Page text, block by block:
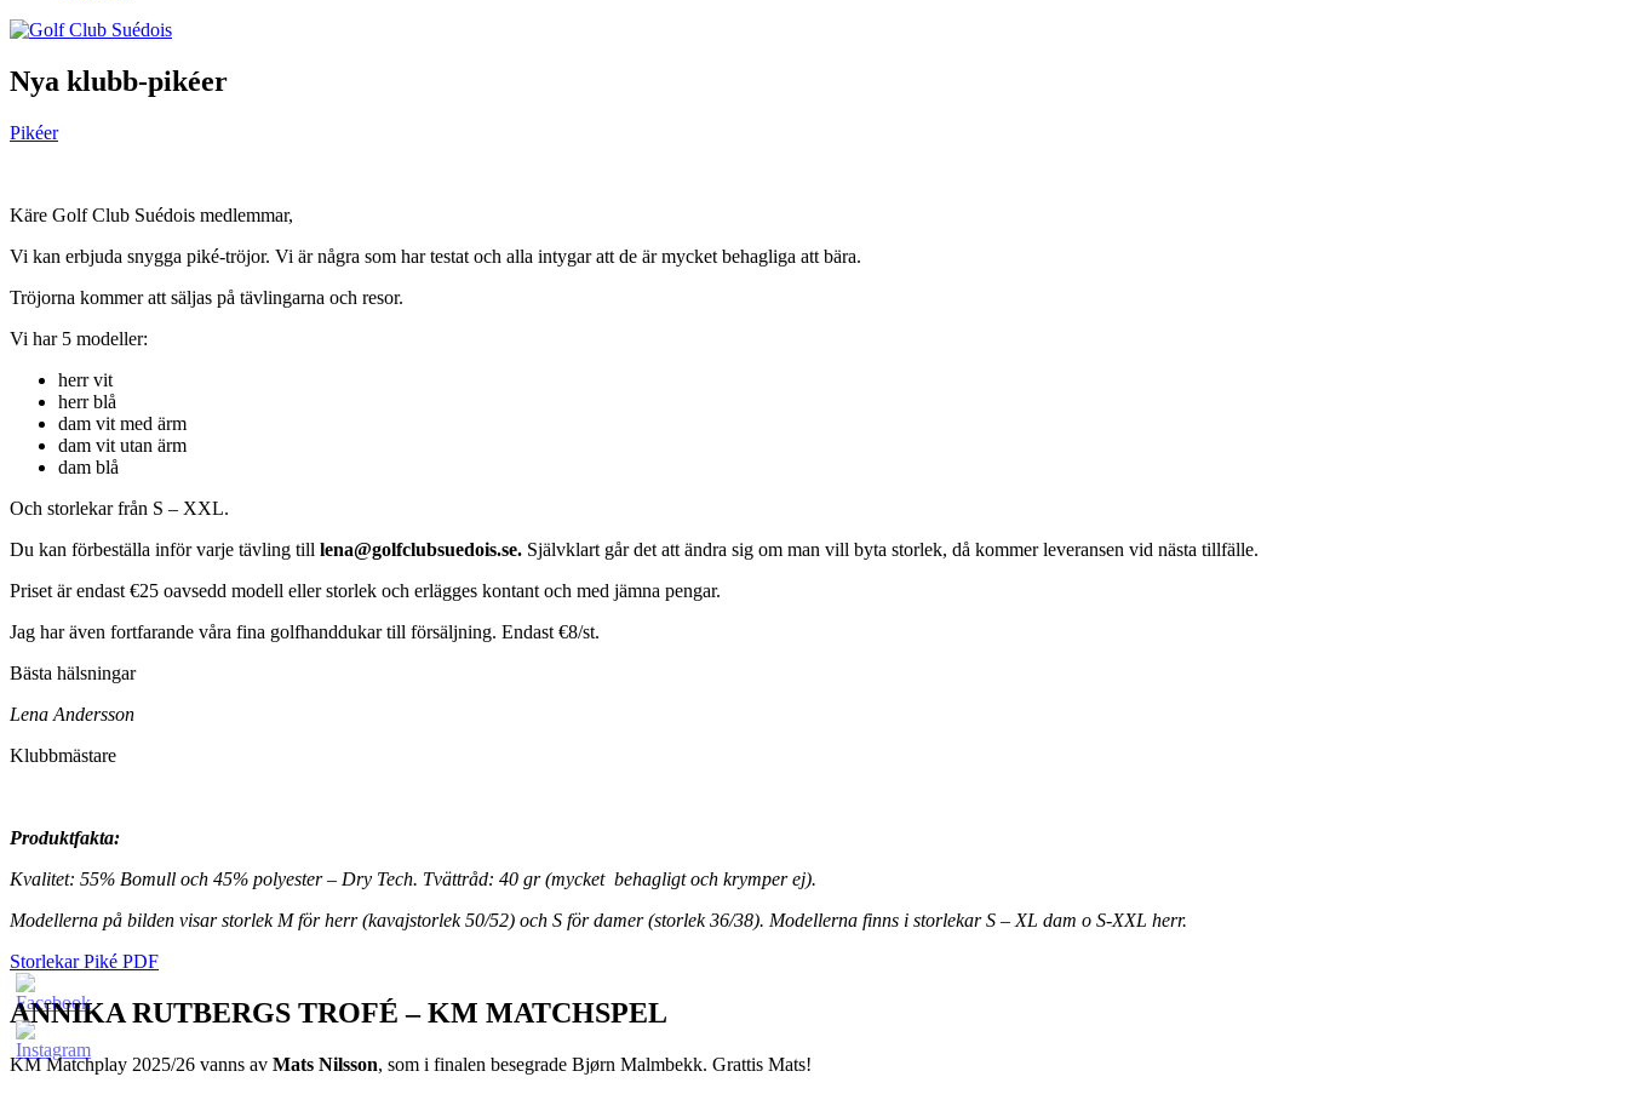
Nya klubb-pikéer
Pikéer
Käre Golf Club Suédois medlemmar,
Vi kan erbjuda snygga piké-tröjor. Vi är några som har testat och alla intygar att de är mycket behagliga att bära.
Tröjorna kommer att säljas på tävlingarna och resor.
Vi har 5 modeller:
herr vit
herr blå
dam vit med ärm
dam vit utan ärm
dam blå
Och storlekar från S – XXL.
Du kan förbeställa inför varje tävling till lena@golfclubsuedois.se. Självklart går det att ändra sig om man vill byta storlek, då kommer leveransen vid nästa tillfälle.
Priset är endast €25 oavsedd modell eller storlek och erlägges kontant och med jämna pengar.
Jag har även fortfarande våra fina golfhanddukar till försäljning. Endast €8/st.
Bästa hälsningar
Lena Andersson
Klubbmästare
Produktfakta:
Kvalitet: 55% Bomull och 45% polyester – Dry Tech. Tvättråd: 40 gr (mycket behagligt och krymper ej).
Modellerna på bilden visar storlek M för herr (kavajstorlek 50/52) och S för damer (storlek 36/38). Modellerna finns i storlekar S – XL dam o S-XXL herr.
Storlekar Piké PDF
ANNIKA RUTBERGS TROFÉ – KM MATCHSPEL
KM Matchplay 2025/26 vanns av Mats Nilsson, som i finalen besegrade Bjørn Malmbekk. Grattis Mats!